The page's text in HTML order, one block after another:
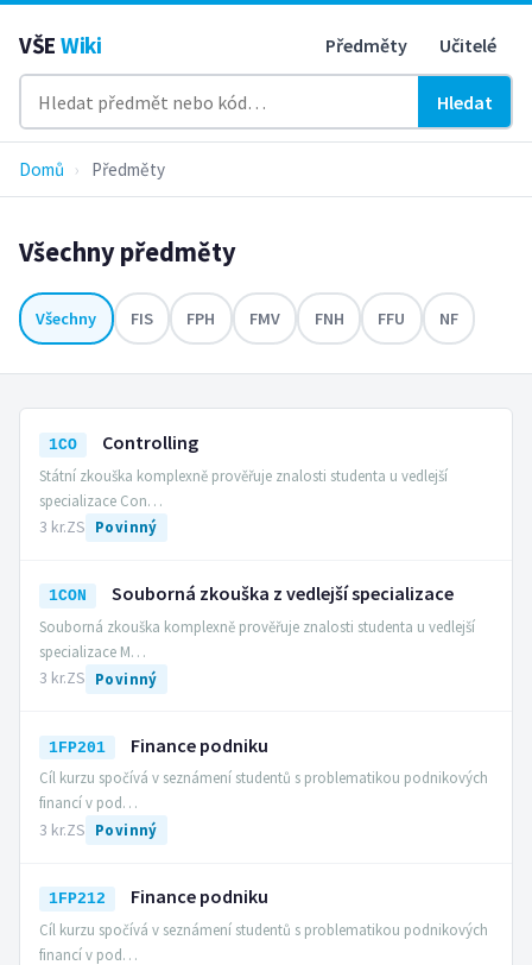
VŠE Wiki Předměty Učitelé
Hledat
Domů › Předměty
Všechny předměty
Všechny FIS FPH FMV FNH FFU NF
1CO Controlling
Státní zkouška komplexně prověřuje znalosti studenta u vedlejší
specializace Con…
3 kr.ZS Povinný
1CON Souborná zkouška z vedlejší specializace
Souborná zkouška komplexně prověřuje znalosti studenta u vedlejší
specializace M…
3 kr.ZS Povinný
1FP201 Finance podniku
Cíl kurzu spočívá v seznámení studentů s problematikou podnikových
financí v pod…
3 kr.ZS Povinný
1FP212 Finance podniku
Cíl kurzu spočívá v seznámení studentů s problematikou podnikových
financí v pod…